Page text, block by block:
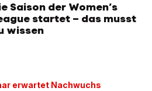
Saison der Women’s
startet – das musst
wissen
erwartet Nachwuchs